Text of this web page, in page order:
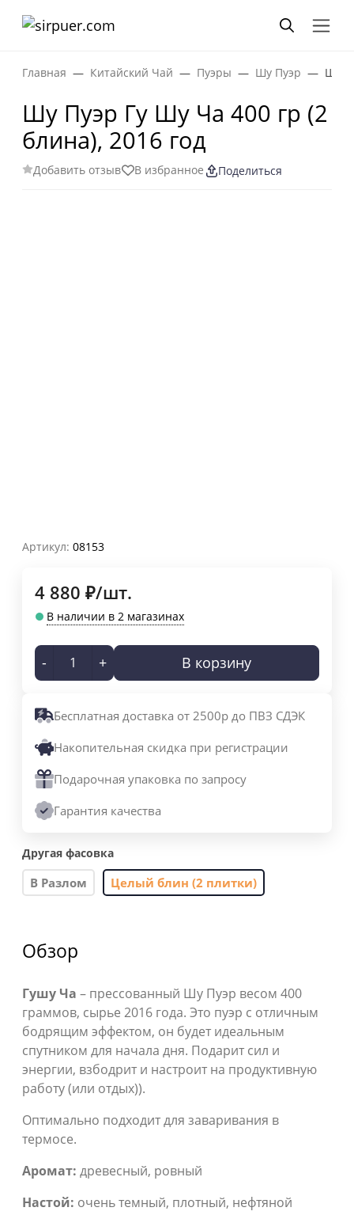
Главная Китайский Чай Пуэры Шу Пуэр Шу
Шу Пуэр Гу Шу Ча 400 гр (2
блина), 2016 год
Добавить отзыв В избранное Поделиться
Артикул: 08153
4 880 ₽/шт.
В наличии в 2 магазинах
- + В корзину
Бесплатная доставка от 2500р до ПВЗ СДЭК
Накопительная скидка при регистрации
Подарочная упаковка по запросу
Гарантия качества
Другая фасовка
В Разлом Целый блин (2 плитки)
Обзор
Гушу Ча – прессованный Шу Пуэр весом 400
граммов, сырье 2016 года. Это пуэр с отличным
бодрящим эффектом, он будет идеальным
спутником для начала дня. Подарит сил и
энергии, взбодрит и настроит на продуктивную
работу (или отдых)).
Оптимально подходит для заваривания в
термосе.
Аромат: древесный, ровный
Настой: очень темный, плотный, нефтяной